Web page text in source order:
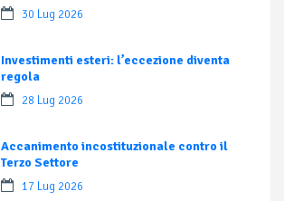
30 Lug 2026
Investimenti esteri: l’eccezione diventa
regola
28 Lug 2026
Accanimento incostituzionale contro il
Terzo Settore
17 Lug 2026